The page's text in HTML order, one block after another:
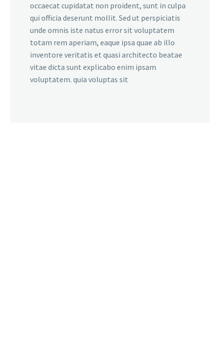
occaecat cupidatat non proident, sunt in culpa
qui officia deserunt mollit. Sed ut perspiciatis
unde omnis iste natus error sit voluptatem
totam rem aperiam, eaque ipsa quae ab illo
inventore veritatis et quasi architecto beatae
vitae dicta sunt explicabo enim ipsam
voluptatem. quia voluptas sit